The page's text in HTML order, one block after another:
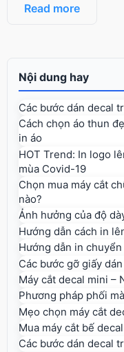
Read more
Nội dung hay
Các bước dán decal
Cách chọn áo thun
in áo
HOT Trend: In logo
mùa Covid-19
Chọn mua máy cắt
nào?
Ảnh hưởng của độ
Hướng dẫn cách in
Hướng dẫn in
Các bước gỡ giấy
Máy cắt decal mini –
Phương pháp phối
Mẹo chọn máy cắt
Mua máy cắt bế
Các bước dán decal